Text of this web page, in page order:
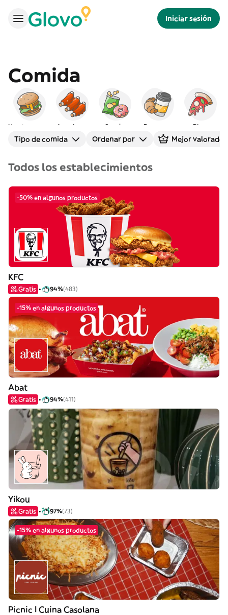
Iniciar sesión
Comida
Americana Snacks Desayuno Pizza
Tipo de comida Ordenar por Mejor valorados
Todos los establecimientos
-50% en algunos productos
KFC
Gratis 94%(483)
-15% en algunos productos
Abat
Gratis 94%(411)
Yikou
Gratis 97%(73)
-15% en algunos productos
Picnic I Cuina Casolana